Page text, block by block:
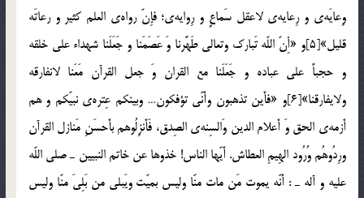
وِعايَه‌ي و رِعايه‌ي لاعقل سَماعٍ و رِوايه‌ي؛ فإِنّ رواه‌ي العلم كثير و رعاتَه
قليل»[5]و «أِنّ اللّه تَبارك وتعالي طَهَّرنا وَ عَصَمَنا و جَعَلَنا شهداء علي خلقه
و حجباً علي عباده و جَعَلَنا مع القران وَ جعل القرآن مَعَنا لانفارقه
ولايفارقنا»[6]و «فأَين تذهبون وأَنّي تؤفكون… وبينكم عِتره‌ي نبيّكم و هم
أَزمه‌ي الحق وَ أَعلام الدين وَالسِنه‌ي الصِدق، فَأَنزِلُوهم بأَحسَنِ مَنازل القرآن
ورِدُوهُم وُرُود الهِيمِ العطاش. أَيّها الناس! خذوها عن خاتم النبيين ـ صلي اللّه
عليه و آله ـ : أَنّه يموت مَن مات منّا وليس بميّت ويَبلي من بَلِيَ منّا وليس